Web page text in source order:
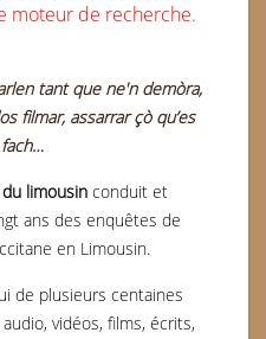
moteur de recherche.
tant que ne'n demòra,
filmar, assarrar çò qu’es
du limousin conduit et
ans des enquêtes de
en Limousin.
de plusieurs centaines
vidéos, films, écrits,